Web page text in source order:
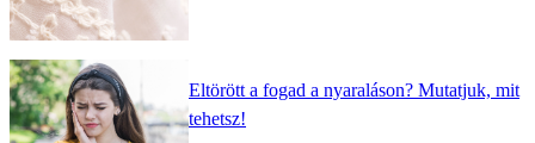
Eltörött a fogad a nyaraláson? Mutatjuk, mit
tehetsz!